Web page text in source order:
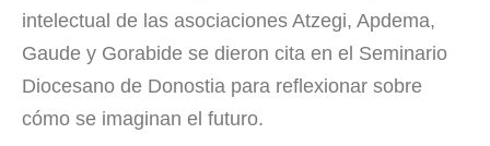
intelectual de las asociaciones Atzegi, Apdema,
Gaude y Gorabide se dieron cita en el Seminario
Diocesano de Donostia para reflexionar sobre
cómo se imaginan el futuro.